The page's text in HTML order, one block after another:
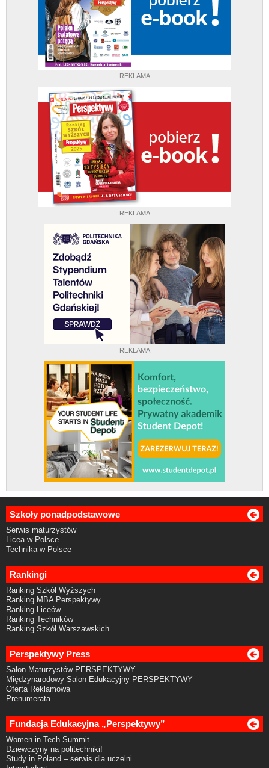
REKLAMA
REKLAMA
REKLAMA
Szkoły ponadpodstawowe
Serwis maturzystów
Licea w Polsce
Technika w Polsce
Rankingi
Ranking Szkół Wyższych
Ranking MBA Perspektywy
Ranking Liceów
Ranking Techników
Ranking Szkół Warszawskich
Perspektywy Press
Salon Maturzystów PERSPEKTYWY
Międzynarodowy Salon Edukacyjny PERSPEKTYWY
Oferta Reklamowa
Prenumerata
Fundacja Edukacyjna „Perspektywy”
Women in Tech Summit
Dziewczyny na politechniki!
Study in Poland – serwis dla uczelni